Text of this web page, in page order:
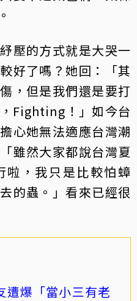
壓的方式就是大哭一
好了嗎？她回：「其
，但是我們還是要打
Fighting！」如今台
心她無法適應台灣潮
雖然大家都說台灣夏
啦，我只是比較怕蟑
的蟲。」看來已經很
遭爆「當小三有老